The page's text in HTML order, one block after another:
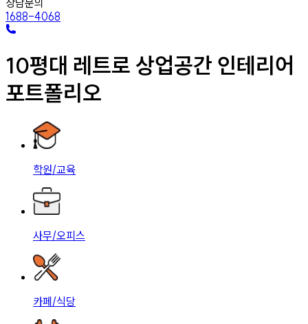
상담문의
1688-4068
10평대 레트로 상업공간 인테리어
포트폴리오
학원/교육
사무/오피스
카페/식당